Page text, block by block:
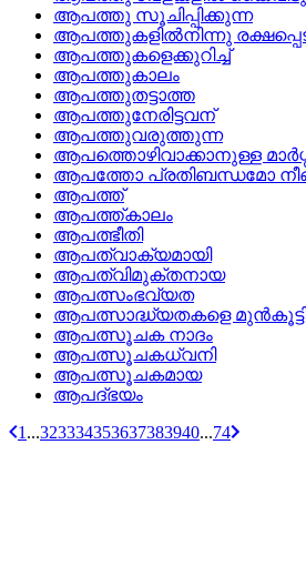
ആപത്തു സൂചിപ്പിക്കുന്ന
ആപത്തുകളില്‍നിന്നു
ആപത്തുകളെക്കുറിച്ച്
ആപത്തുകാലം
ആപത്തുതട്ടാത്ത
ആപത്തുനേരിട്ടവന്
ആപത്തുവരുത്തുന്ന
ആപത്തൊഴിവാക്കാനുള്ള
ആപത്തോ പ്രതിബന്ധമോ
ആപത്ത്
ആപത്ത്‌കാലം
ആപത്ഭീതി
ആപത്‌വാക്യമായി
ആപത്‌വിമുക്തനായ
ആപത്സംഭവ്യത
ആപത്സാദ്ധ്യതകളെ
ആപത്സൂചക നാദം
ആപത്സൂചകധ്വനി
ആപത്സൂചകമായ
ആപദ്‌ഭയം
1 ...323334353637383940...74